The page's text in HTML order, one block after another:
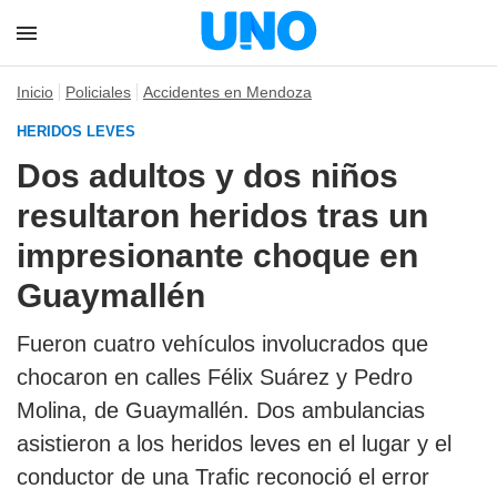
Inicio Policiales Accidentes en Mendoza
HERIDOS LEVES
Dos adultos y dos niños
resultaron heridos tras un
impresionante choque en
Guaymallén
Fueron cuatro vehículos involucrados que
chocaron en calles Félix Suárez y Pedro
Molina, de Guaymallén. Dos ambulancias
asistieron a los heridos leves en el lugar y el
conductor de una Trafic reconoció el error